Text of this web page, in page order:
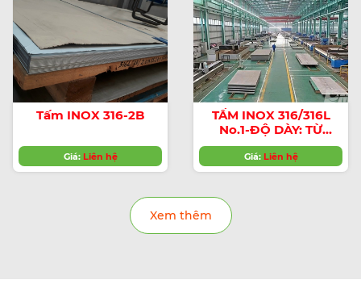
Tấm INOX 316-2B
Giá: Liên hệ
TẤM INOX 316/316L
No.1-ĐỘ DÀY: TỪ
3mm-120mm
Giá: Liên hệ
Xem thêm